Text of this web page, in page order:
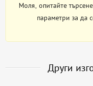
Моля, опитайте
параметри за да
Други